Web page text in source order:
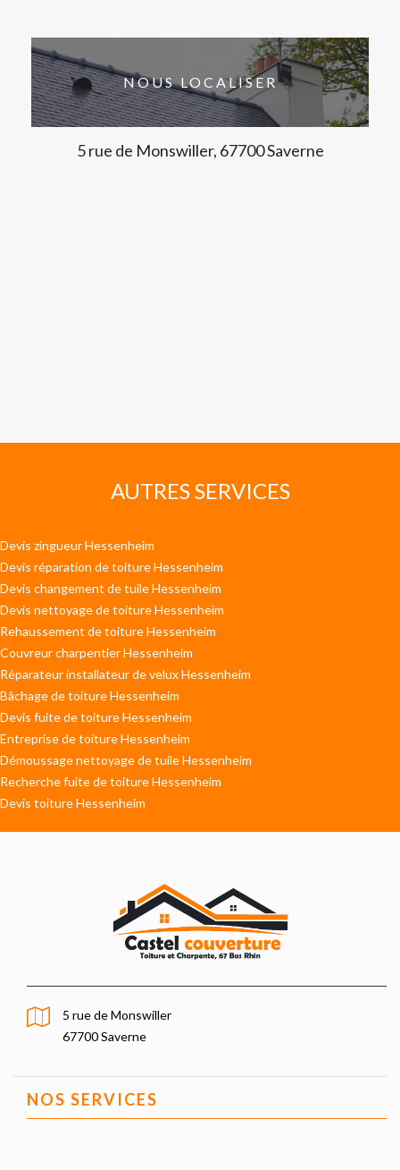
NOUS LOCALISER
5 rue de Monswiller, 67700 Saverne
AUTRES SERVICES
Devis zingueur Hessenheim
Devis réparation de toiture Hessenheim
Devis changement de tuile Hessenheim
Devis nettoyage de toiture Hessenheim
Rehaussement de toiture Hessenheim
Couvreur charpentier Hessenheim
Réparateur installateur de velux Hessenheim
Bâchage de toiture Hessenheim
Devis fuite de toiture Hessenheim
Entreprise de toiture Hessenheim
Démoussage nettoyage de tuile Hessenheim
Recherche fuite de toiture Hessenheim
Devis toiture Hessenheim
5 rue de Monswiller
67700 Saverne
NOS SERVICES